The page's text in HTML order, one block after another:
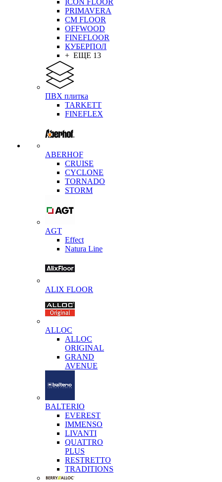
ICON FLOOR
PRIMAVERA
CM FLOOR
OFFWOOD
FINEFLOOR
КУБЕРПОЛ
+ ЕЩЕ 13
ПВХ плитка
TARKETT
FINEFLEX
ABERHOF
CRUISE
CYCLONE
TORNADO
STORM
AGT
Effect
Natura Line
ALIX FLOOR
ALLOC
ALLOC
ORIGINAL
GRAND
AVENUE
BALTERIO
EVEREST
IMMENSO
LIVANTI
QUATTRO
PLUS
RESTRETTO
TRADITIONS